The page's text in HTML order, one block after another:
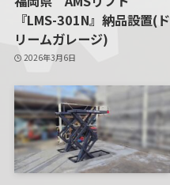
『LMS-301N』納品設置(ド
リームガレージ)
2026年3月6日